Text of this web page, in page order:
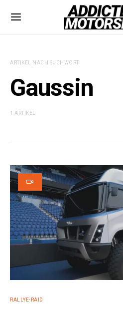
ARTIKEL NACH SUCHWORT
Gaussin
1 ARTIKEL
RALLYE-RAID